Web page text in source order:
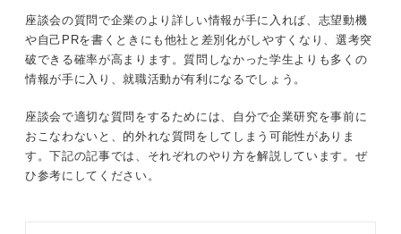
座談会の質問で企業のより詳しい情報が手に入れば、志望動機
や自己PRを書くときにも他社と差別化がしやすくなり、選考突
破できる確率が高まります。質問しなかった学生よりも多くの
情報が手に入り、就職活動が有利になるでしょう。
座談会で適切な質問をするためには、自分で企業研究を事前に
おこなわないと、的外れな質問をしてしまう可能性がありま
す。下記の記事では、それぞれのやり方を解説しています。ぜ
ひ参考にしてください。